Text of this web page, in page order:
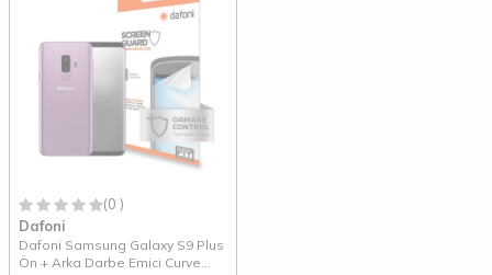
(0 )
Dafoni
Dafoni Samsung Galaxy S9 Plus
Ön + Arka Darbe Emici Curve